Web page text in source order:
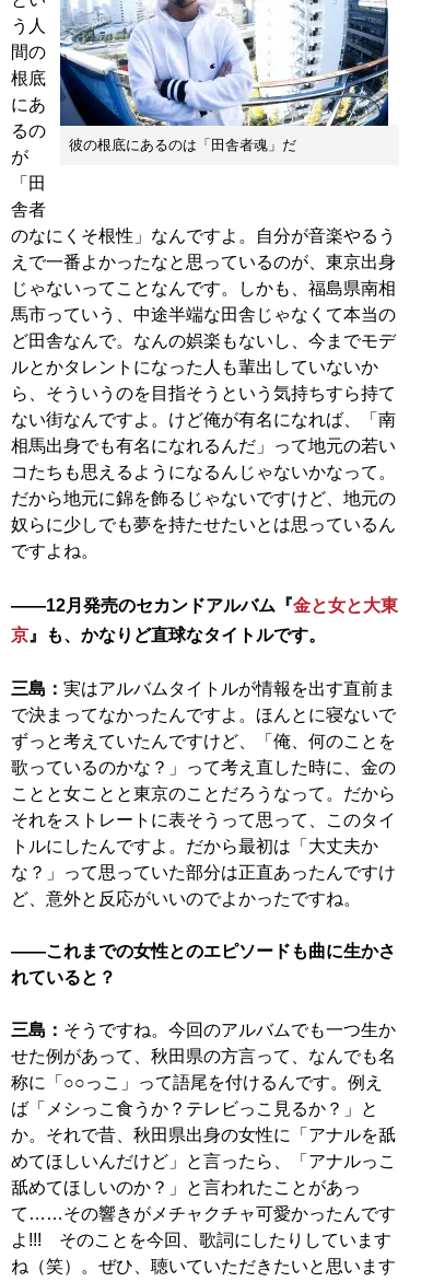
彼の根底にあるのは「田舎者魂」だ
う人
間の
根底
にあ
るの
が
「田
舎者
のなにくそ根性」なんですよ。自分が音楽やるう
えで一番よかったなと思っているのが、東京出身
じゃないってことなんです。しかも、福島県南相
馬市っていう、中途半端な田舎じゃなくて本当の
ど田舎なんで。なんの娯楽もないし、今までモデ
ルとかタレントになった人も輩出していないか
ら、そういうのを目指そうという気持ちすら持て
ない街なんですよ。けど俺が有名になれば、「南
相馬出身でも有名になれるんだ」って地元の若い
コたちも思えるようになるんじゃないかなって。
だから地元に錦を飾るじゃないですけど、地元の
奴らに少しでも夢を持たせたいとは思っているん
ですよね。
――12月発売のセカンドアルバム『金と女と大東
京 』も、かなりど直球なタイトルです。
三島： 実はアルバムタイトルが情報を出す直前ま
で決まってなかったんですよ。ほんとに寝ないで
ずっと考えていたんですけど、「俺、何のことを
歌っているのかな？」って考え直した時に、金の
ことと女ことと東京のことだろうなって。だから
それをストレートに表そうって思って、このタイ
トルにしたんですよ。だから最初は「大丈夫か
な？」って思っていた部分は正直あったんですけ
ど、意外と反応がいいのでよかったですね。
――これまでの女性とのエピソードも曲に生かさ
れていると？
三島： そうですね。今回のアルバムでも一つ生か
せた例があって、秋田県の方言って、なんでも名
称に「○○っこ」って語尾を付けるんです。例え
ば「メシっこ食うか？テレビっこ見るか？」と
か。それで昔、秋田県出身の女性に「アナルを舐
めてほしいんだけど」と言ったら、「アナルっこ
舐めてほしいのか？」と言われたことがあっ
て……その響きがメチャクチャ可愛かったんです
よ!!! そのことを今回、歌詞にしたりしています
ね（笑）。ぜひ、聴いていただきたいと思います